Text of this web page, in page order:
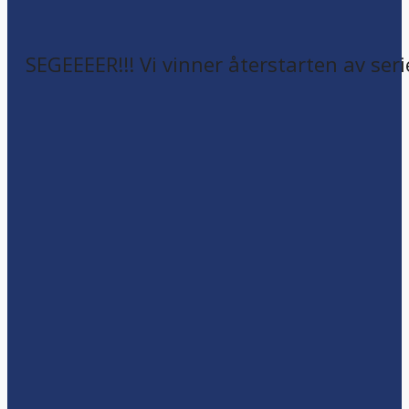
SEGEEEER!!! Vi vinner återstarten av